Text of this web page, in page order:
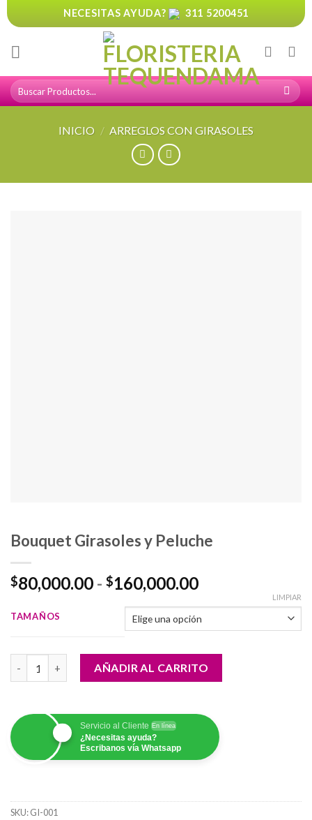
to
content
NECESITAS AYUDA? 311 5200451
Buscar
por:
INICIO / ARREGLOS CON GIRASOLES
Bouquet Girasoles y Peluche
$80,000.00 - $160,000.00Rango
precios:
desde
$80,000.00
hasta
$160,000.00
TAMAÑOS
LIMPIAR
Bouquet Girasoles y Peluche cantidad
AÑADIR AL CARRITO
Servicio al Cliente En línea
¿Necesitas ayuda?
Escribanos vía Whatsapp
SKU:GI-001